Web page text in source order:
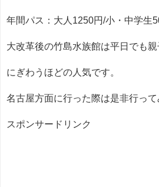
年間パス：大人1250円/小・中学生
大改革後の竹島水族館は平日でも
にぎわうほどの人気です。
名古屋方面に行った際は是非行って
スポンサードリンク